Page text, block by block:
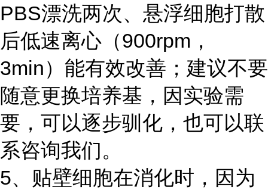
PBS漂洗两次、悬浮细胞打散
后低速离心（900rpm，
3min）能有效改善；建议不要
随意更换培养基，因实验需
要，可以逐步驯化，也可以联
系咨询我们。
5、贴壁细胞在消化时，因为